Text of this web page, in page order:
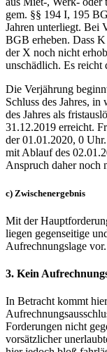
gem. §§ 194 I, 195
Jahren unterliegt. Bei
BGB erheben. Dass
der X noch nicht
unschädlich. Es reicht
Die Verjährung
Schluss des Jahres,
des Jahres als
31.12.2019 erreicht.
der 01.01.2020, 0
mit Ablauf des
Anspruch daher noch
c) Zwischenergebnis
Mit der
liegen gegenseitige
Aufrechnungslage vor.
3. Kein
In Betracht kommt
Forderungen nicht
vorsätzlicher